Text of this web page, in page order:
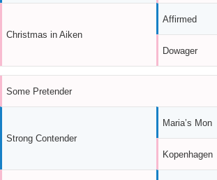
Christmas in Aiken
Affirmed
Dowager
Some Pretender
Strong Contender
Maria’s Mon
Kopenhagen